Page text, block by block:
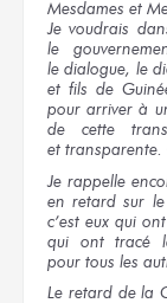
Mesdames et
Je voudrais
le
le dialogue, le
et fils de
pour arriver à
de cette
et transparente.
Je rappelle
en retard sur
c’est eux qui ont
qui onttracé
pour tous les
Le retard de la